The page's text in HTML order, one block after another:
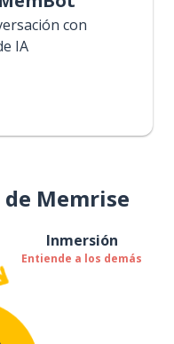
con
IA
Memrise
Inmersión
Entiende a los demás